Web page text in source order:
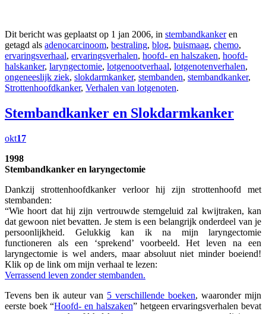
Dit bericht was geplaatst op 1 jan 2006, in stembandkankeren
getagd als adenocarcinoom, bestraling, blog, buismaag, chemo,
ervaringsverhaal, ervaringsverhalen, hoofd- en halszaken, hoofd-
halskanker, laryngectomie, lotgenootverhaal, lotgenotenverhalen,
ongeneeslijk ziek, slokdarmkanker, stembanden, stembandkanker,
Strottenhoofdkanker, Verhalen van lotgenoten.
Stembandkanker en Slokdarmkanker
okt17
1998
Stembandkanker en laryngectomie
Dankzij strottenhoofdkanker verloor hij zijn strottenhoofd met
stembanden:
“Wie hoort dat hij zijn vertrouwde stemgeluid zal kwijtraken, kan
dat gewoon niet bevatten. Je stem is een belangrijk onderdeel van je
persoonlijkheid. Gelukkig kan ik na mijn laryngectomie
functioneren als een ‘sprekend’ voorbeeld. Het leven na een
laryngectomie is wel anders, maar absoluut niet minder boeiend!
Klik op de link om mijn verhaal te lezen:
Verrassend leven zonder stembanden.
Tevens ben ik auteur van 5 verschillende boeken, waaronder mijn
eerste boek “Hoofd- en halszaken” hetgeen ervaringsverhalen bevat